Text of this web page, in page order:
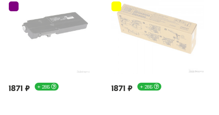
1871 ₽ + 28Б 1871 ₽ + 28Б